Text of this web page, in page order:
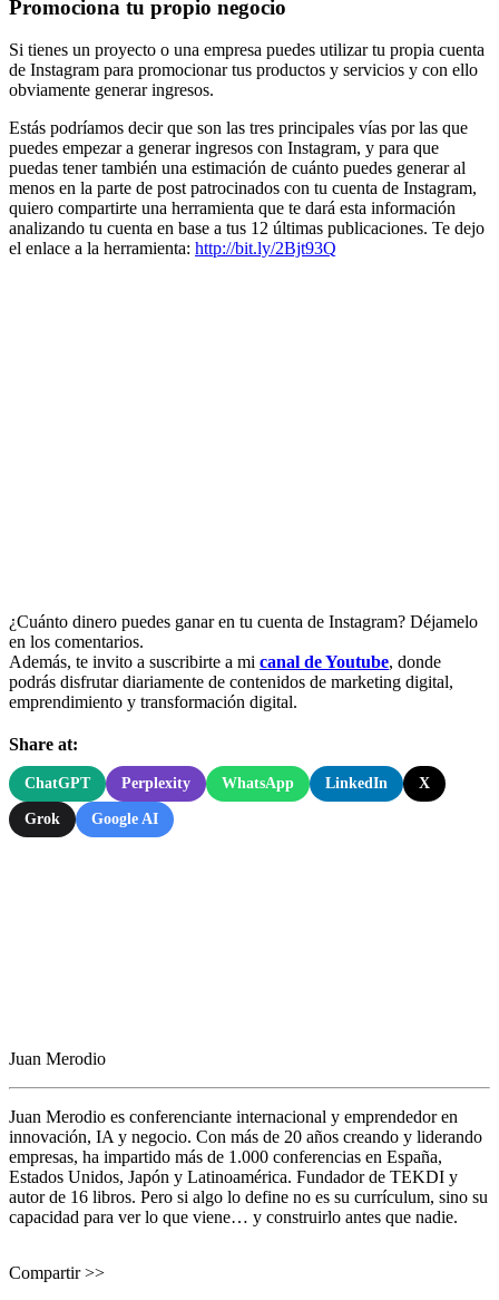
Promociona tu propio negocio
Si tienes un proyecto o una empresa puedes utilizar tu propia cuenta
de Instagram para promocionar tus productos y servicios y con ello
obviamente generar ingresos.
Estás podríamos decir que son las tres principales vías por las que
puedes empezar a generar ingresos con Instagram, y para que
puedas tener también una estimación de cuánto puedes generar al
menos en la parte de post patrocinados con tu cuenta de Instagram,
quiero compartirte una herramienta que te dará esta información
analizando tu cuenta en base a tus 12 últimas publicaciones. Te dejo
el enlace a la herramienta: http://bit.ly/2Bjt93Q
¿Cuánto dinero puedes ganar en tu cuenta de Instagram? Déjamelo
en los comentarios.
Además, te invito a suscribirte a mi canal de Youtube, donde
podrás disfrutar diariamente de contenidos de marketing digital,
emprendimiento y transformación digital.
Share at:
ChatGPT Perplexity WhatsApp LinkedIn X
Grok Google AI
Juan Merodio
Juan Merodio es conferenciante internacional y emprendedor en
innovación, IA y negocio. Con más de 20 años creando y liderando
empresas, ha impartido más de 1.000 conferencias en España,
Estados Unidos, Japón y Latinoamérica. Fundador de TEKDI y
autor de 16 libros. Pero si algo lo define no es su currículum, sino su
capacidad para ver lo que viene… y construirlo antes que nadie.
Compartir >>